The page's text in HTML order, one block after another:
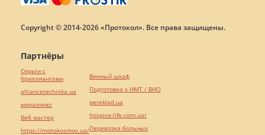
Copyright © 2014-2026 «Протокол». Все права защищены.
Партнёры
Серьги с
бриллиантами
alliancetechnika.ua
миралинкс
Веб мастер
https://motokosmos.ua/
Винный шкаф
Подготовка к НМТ / ВНО
pereklad.ua
hospice-life.com.ua/
Перевозка больных